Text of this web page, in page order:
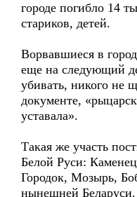
городе погибло 14
стариков, детей.
Ворвавшиеся в
еще на следующий
убивать, никого не
документе,
уставала».
Такая же участь
Белой Руси:
Городок, Мозырь,
нынешней